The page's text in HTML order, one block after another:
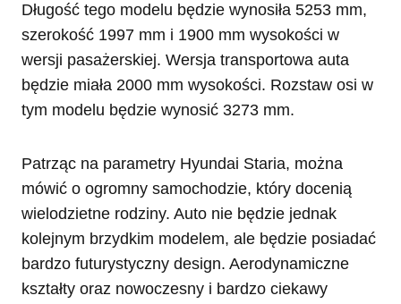
Długość tego modelu będzie wynosiła 5253 mm,
szerokość 1997 mm i 1900 mm wysokości w
wersji pasażerskiej. Wersja transportowa auta
będzie miała 2000 mm wysokości. Rozstaw osi w
tym modelu będzie wynosić 3273 mm.
Patrząc na parametry Hyundai Staria, można
mówić o ogromny samochodzie, który docenią
wielodzietne rodziny. Auto nie będzie jednak
kolejnym brzydkim modelem, ale będzie posiadać
bardzo futurystyczny design. Aerodynamiczne
kształty oraz nowoczesny i bardzo ciekawy